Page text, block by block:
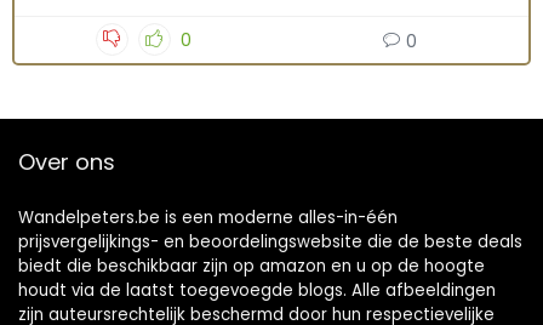
0 0
Over ons
Wandelpeters.be is een moderne alles-in-één
prijsvergelijkings- en beoordelingswebsite die de beste deals
biedt die beschikbaar zijn op amazon en u op de hoogte
houdt via de laatst toegevoegde blogs. Alle afbeeldingen
zijn auteursrechtelijk beschermd door hun respectievelijke